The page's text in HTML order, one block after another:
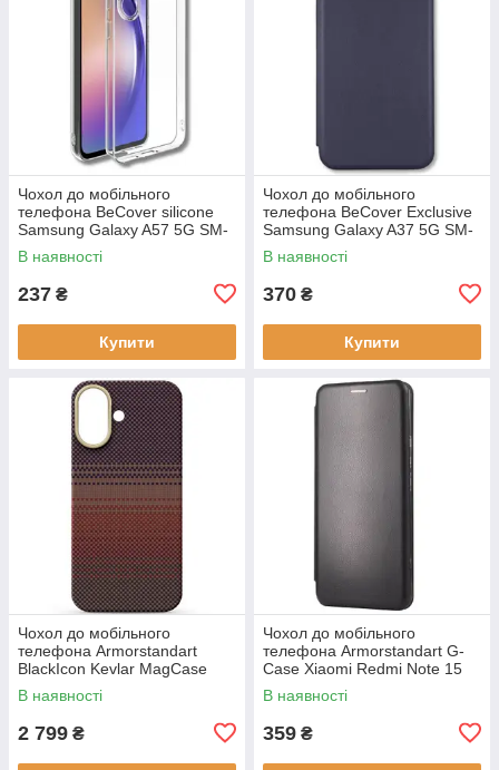
Чохол до мобільного
телефона BeCover silicone
Samsung Galaxy A57 5G SM-
A576 Transparent (714858)
В наявності
237 ₴
Купити
Чохол до мобільного
телефона BeCover Exclusive
Samsung Galaxy A37 5G SM-
A376 Deep Blue (715019)
В наявності
370 ₴
Купити
Чохол до мобільного
телефона Armorstandart
BlackIcon Kevlar MagCase
Apple iPhone 17 Sunset
(ARM90153)
В наявності
2 799 ₴
Чохол до мобільного
телефона Armorstandart G-
Case Xiaomi Redmi Note 15
4G Black (ARM89695)
В наявності
359 ₴